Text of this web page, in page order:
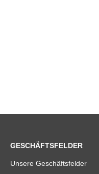
GESCHÄFTSFELDER
Unsere Geschäftsfelder